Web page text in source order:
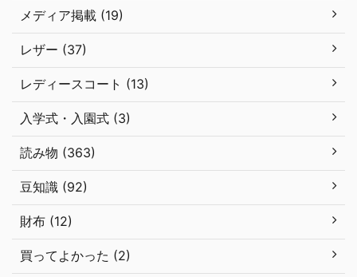
メディア掲載 (19)
レザー (37)
レディースコート (13)
入学式・入園式 (3)
読み物 (363)
豆知識 (92)
財布 (12)
買ってよかった (2)